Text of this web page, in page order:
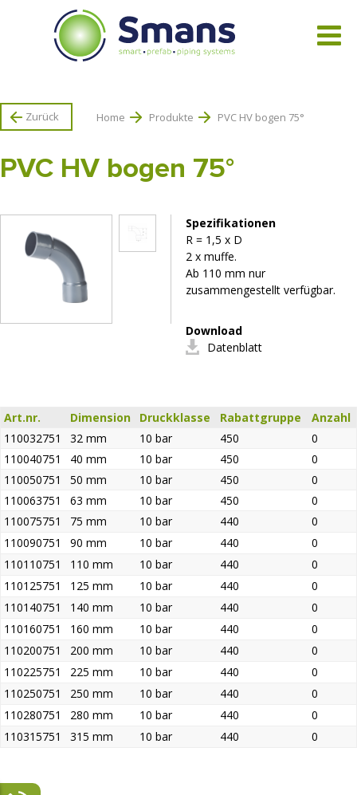
Zurück Home Produkte PVC HV bogen 75°
PVC HV bogen 75°
Spezifikationen
R = 1,5 x D
2 x muffe.
Ab 110 mm nur
zusammengestellt verfügbar.
Download
Datenblatt
Art.nr. Dimension Druckklasse Rabattgruppe
Anzahl
110032751
32 mm 10 bar 450
0
110040751
40 mm 10 bar 450
0
110050751
50 mm 10 bar 450
0
110063751
63 mm 10 bar 450
0
110075751
75 mm 10 bar 440
0
110090751
90 mm 10 bar 440
0
110110751
110 mm 10 bar 440
0
110125751
125 mm 10 bar 440
0
110140751
140 mm 10 bar 440
0
110160751
160 mm 10 bar 440
0
110200751
200 mm 10 bar 440
0
110225751
225 mm 10 bar 440
0
110250751
250 mm 10 bar 440
0
110280751
280 mm 10 bar 440
0
110315751
315 mm 10 bar 440 0
Alle Produkte ansehen